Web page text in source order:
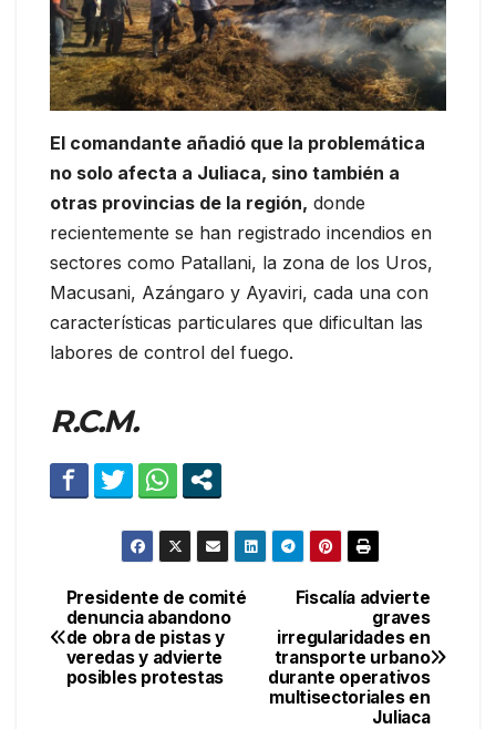
El comandante añadió que la problemática
no solo afecta a Juliaca, sino también a
otras provincias de la región, donde
recientemente se han registrado incendios en
sectores como Patallani, la zona de los Uros,
Macusani, Azángaro y Ayaviri, cada una con
características particulares que dificultan las
labores de control del fuego.
R.C.M.
Navegación
de
entradas
Fiscalía advierte
graves
irregularidades en
transporte urbano
durante operativos
multisectoriales en
Juliaca
Presidente de comité
denuncia abandono
de obra de pistas y
veredas y advierte
posibles protestas